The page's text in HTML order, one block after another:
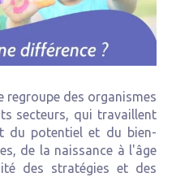
regroupe des organismes
secteurs, qui travaillent
du potentiel et du bien-
de la naissance à l'âge
des stratégies et des